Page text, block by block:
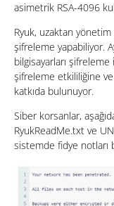
asimetrik RSA-4096
Ryuk, uzaktan
şifreleme yapabiliyor.
bilgisayarları
şifreleme etkililiğine
katkıda bulunuyor.
Siber korsanlar,
RyukReadMe.txt ve
sistemde fidye notları